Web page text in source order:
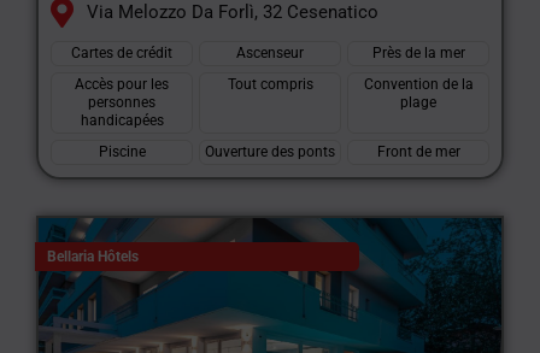
Via Melozzo Da Forlì, 32 Cesenatico
Cartes de crédit Ascenseur
Près de la mer
Accès pour les
personnes
handicapées
Tout compris
Convention de la
plage
Piscine Ouverture des ponts Front de mer
Bellaria Hôtels